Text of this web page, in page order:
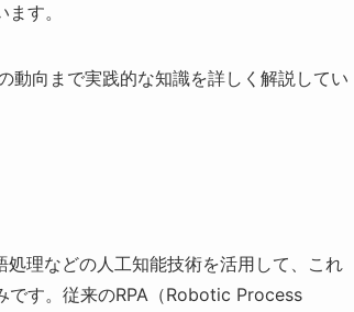
す。
動向まで実践的な知識を詳しく解説してい
理などの人工知能技術を活用して、これ
です。従来のRPA（Robotic Process